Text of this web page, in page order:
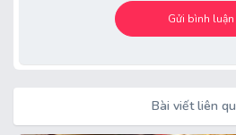
Bài viết liên